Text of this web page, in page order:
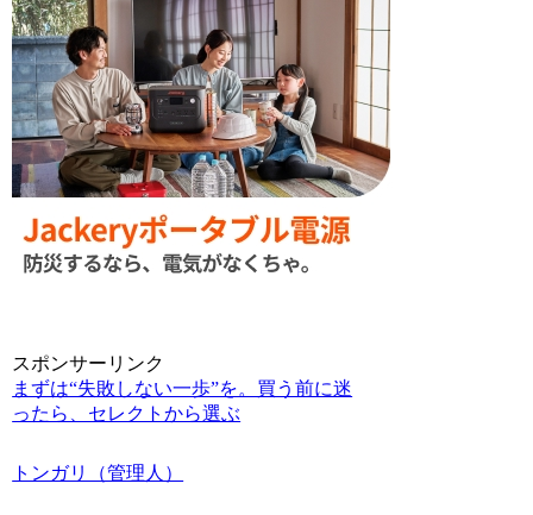
スポンサーリンク
まずは“失敗しない一歩”を。買う前に迷
ったら、セレクトから選ぶ
トンガリ（管理人）